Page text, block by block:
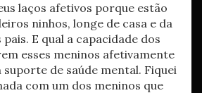
laços afetivos porque estão
ninhos, longe de casa e da
E qual a capacidade dos
esses meninos afetivamente
de saúde mental. Fiquei
com um dos meninos que